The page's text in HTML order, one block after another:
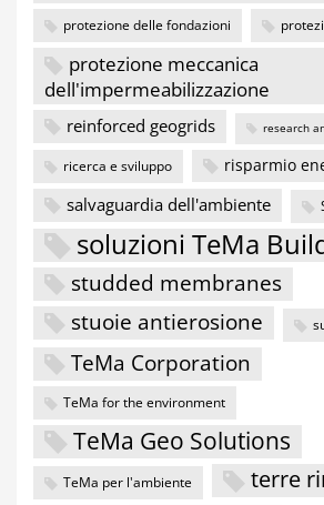
protezione delle fondazioni
protezione meccanica
dell'impermeabilizzazione
reinforced geogrids research
ricerca e sviluppo risparmio
salvaguardia dell'ambiente
soluzioni TeMa
studded membranes
stuoie antierosione
TeMa Corporation
TeMa for the environment
TeMa Geo Solutions
TeMa per l'ambiente terre